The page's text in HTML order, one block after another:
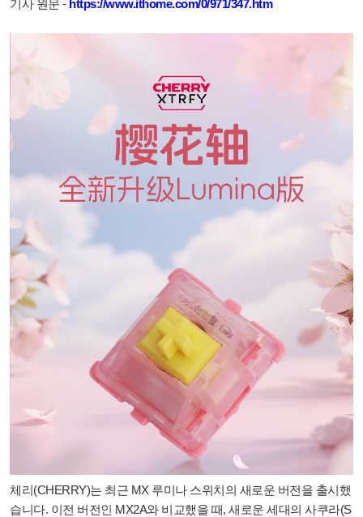
기사 원문 - https://www.ithome.com/0/971/347.htm
체리(CHERRY)는 최근 MX 루미나 스위치의 새로운 버전을 출시했
습니다. 이전 버전인 MX2A와 비교했을 때, 새로운 세대의 사쿠라(S